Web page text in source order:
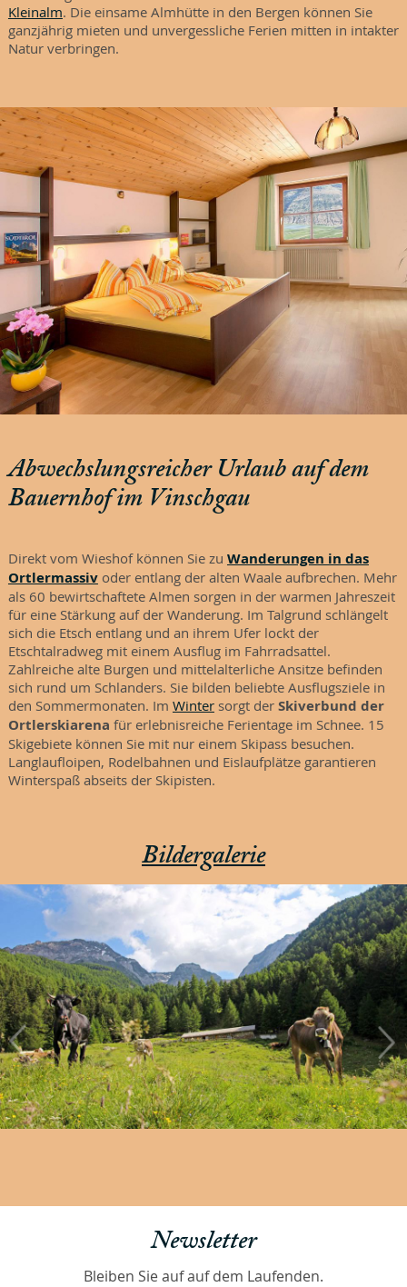
Kleinalm. Die einsame Almhütte in den Bergen können Sie
ganzjährig mieten und unvergessliche Ferien mitten in intakter
Natur verbringen.
Abwechslungsreicher Urlaub auf dem
Bauernhof im Vinschgau
Direkt vom Wieshof können Sie zu Wanderungen in das
Ortlermassivoder entlang der alten Waale aufbrechen. Mehr
als 60 bewirtschaftete Almen sorgen in der warmen Jahreszeit
für eine Stärkung auf der Wanderung. Im Talgrund schlängelt
sich die Etsch entlang und an ihrem Ufer lockt der
Etschtalradweg mit einem Ausflug im Fahrradsattel.
Zahlreiche alte Burgen und mittelalterliche Ansitze befinden
sich rund um Schlanders. Sie bilden beliebte Ausflugsziele in
den Sommermonaten. Im Wintersorgt der Skiverbund der
Ortlerskiarena für erlebnisreiche Ferientage im Schnee. 15
Skigebiete können Sie mit nur einem Skipass besuchen.
Langlaufloipen, Rodelbahnen und Eislaufplätze garantieren
Winterspaß abseits der Skipisten.
Bildergalerie
Newsletter
Bleiben Sie auf auf dem Laufenden.